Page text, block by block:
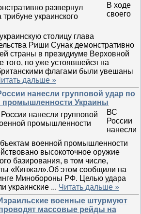
В ходе
своего
столицу глава
Риши Сунак демонстративно
страны в президиуме Верховной
того, по уже устоявшейся на
флагами были увешаны
дальше »
нанесли групповой удар по
промышленности Украины
ВС
России
нанесли
военной промышленности
высокоточное оружие
базирования, в том числе,
«Кинжал».Об этом сообщили на
Минобороны РФ. Целью удара
украинские ... Читать дальше »
военные штурмуют
массовые рейды на